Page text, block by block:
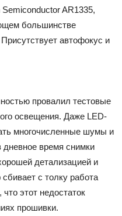
AR1335,
большинстве
автофокус и
провалил тестовые
освещения. Даже LED-
многочисленные шумы и
дневное время снимки
детализацией и
с толку работа
этот недостаток
прошивки.